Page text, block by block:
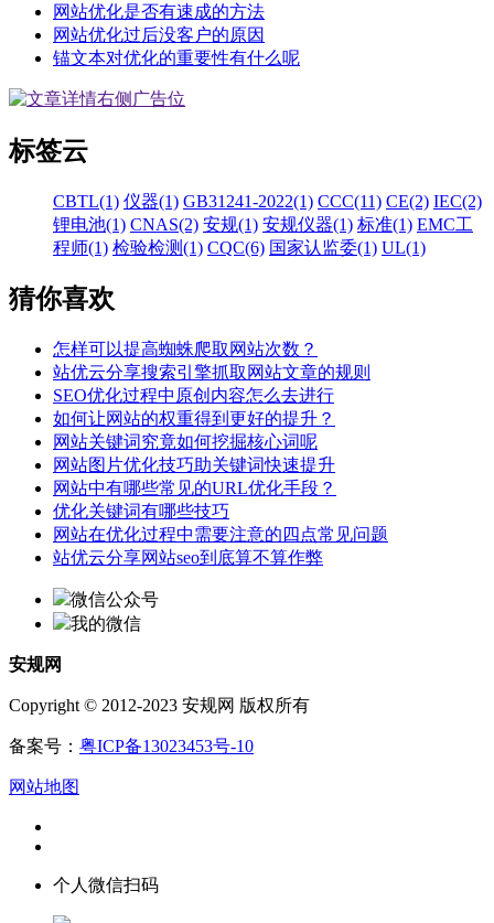
网站优化是否有速成的方法
网站优化过后没客户的原因
锚文本对优化的重要性有什么呢
标签云
CBTL(1) 仪器(1) GB31241-2022(1) CCC(11) CE(2) IEC(2)
锂电池(1) CNAS(2) 安规(1) 安规仪器(1) 标准(1) EMC工
程师(1) 检验检测(1) CQC(6) 国家认监委(1) UL(1)
猜你喜欢
怎样可以提高蜘蛛爬取网站次数？
站优云分享搜索引擎抓取网站文章的规则
SEO优化过程中原创内容怎么去进行
如何让网站的权重得到更好的提升？
网站关键词究竟如何挖掘核心词呢
网站图片优化技巧助关键词快速提升
网站中有哪些常见的URL优化手段？
优化关键词有哪些技巧
网站在优化过程中需要注意的四点常见问题
站优云分享网站seo到底算不算作弊
微信公众号
我的微信
安规网
Copyright © 2012-2023 安规网 版权所有
备案号： 粤ICP备13023453号-10
网站地图
个人微信扫码